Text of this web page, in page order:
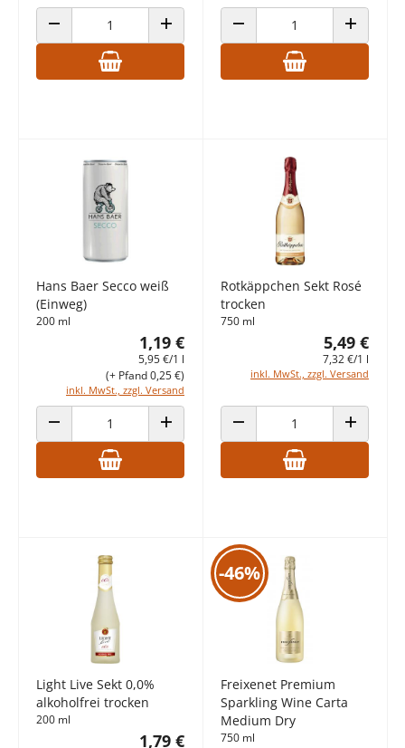
ANZAHL VERRINGERN ANZAHL ERHÖHENANZAHL VERRINGERN ANZAHL
Hans Baer Secco weiß
(Einweg)
200 ml
1,19 €
5,95 €/1 l
inkl. MwSt., zzgl. Versand
(+ Pfand 0,25 €)
ANZAHL VERRINGERN ANZAHL ERHÖHEN
Rotkäppchen Sekt Rosé
trocken
750 ml
5,49 €
7,32 €/1 l
inkl. MwSt., zzgl. Versand
ANZAHL VERRINGERN ANZAHL
Light Live Sekt 0,0%
alkoholfrei trocken
200 ml
1,79 €
-46%
Freixenet Premium
Sparkling Wine Carta
Medium Dry
750 ml